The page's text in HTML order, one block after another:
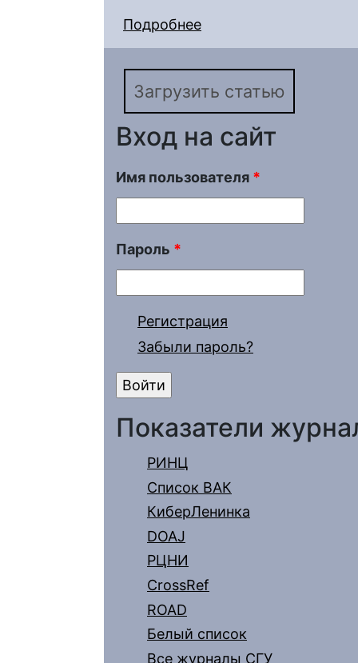
Подробнее
выработанных
Чимионской
Загрузить статью
Вход на сайт
Имя пользователя *
Пароль *
Регистрация
Забыли пароль?
Показатели
РИНЦ
Список ВАК
КиберЛенинка
DOAJ
РЦНИ
CrossRef
ROAD
Белый список
Все журналы СГУ